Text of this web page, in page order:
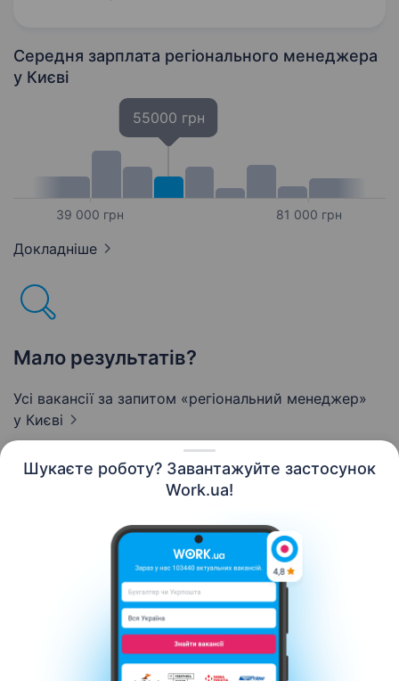
Шукаєте роботу? Завантажуйте застосунок
Work.ua!
Середня зарплата регіонального менеджера
у Києві
39 000 грн
55000 грн
81 000 грн
Докладніше
Мало результатів?
Усі вакансії за запитом «регіональний менеджер»
у Києві
Контакти Про нас
Кар’єра